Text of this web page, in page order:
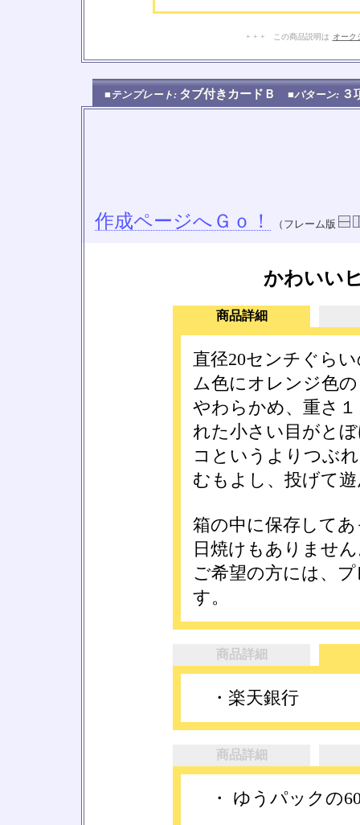
+ + + この商品説明は オーク
■テンプレート: タブ付きカードＢ ■パターン: ３
作成ページへＧｏ！ （フレーム版
かわいい
商品詳細
直径20センチぐら
ム色にオレンジ色
やわらかめ、重さ
れた小さい目がと
コというよりつぶ
むもよし、投げて
箱の中に保存して
日焼けもありませ
ご希望の方には、
す。
商品詳細
・楽天銀行
商品詳細
・ ゆうパックの